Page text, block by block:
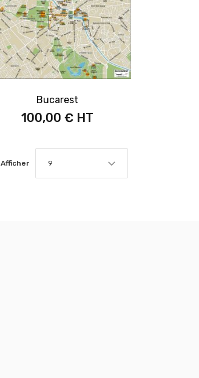
Bucarest
100,00 €
Afficher 9